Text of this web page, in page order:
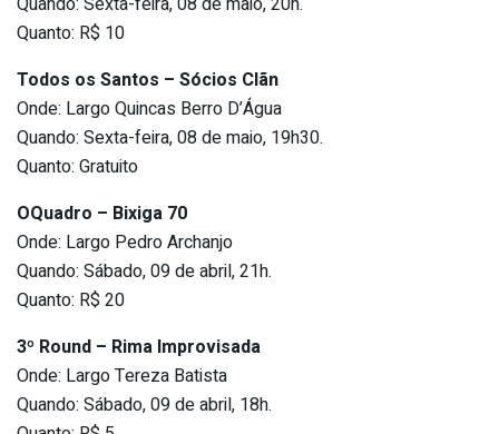
Quanto: R$ 10
Todos os Santos – Sócios Clãn
Onde: Largo Quincas Berro D’Água
Quando: Sexta-feira, 08 de maio, 19h30.
Quanto: Gratuito
OQuadro – Bixiga 70
Onde: Largo Pedro Archanjo
Quando: Sábado, 09 de abril, 21h.
Quanto: R$ 20
3º Round – Rima Improvisada
Onde: Largo Tereza Batista
Quando: Sábado, 09 de abril, 18h.